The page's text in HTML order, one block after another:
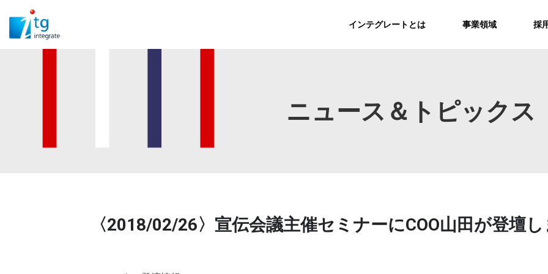
インテグレートとは 事業領域 採
ニュース＆トピックス
〈2018/02/26〉宣伝会議主催セミナーにCOO山田が登壇